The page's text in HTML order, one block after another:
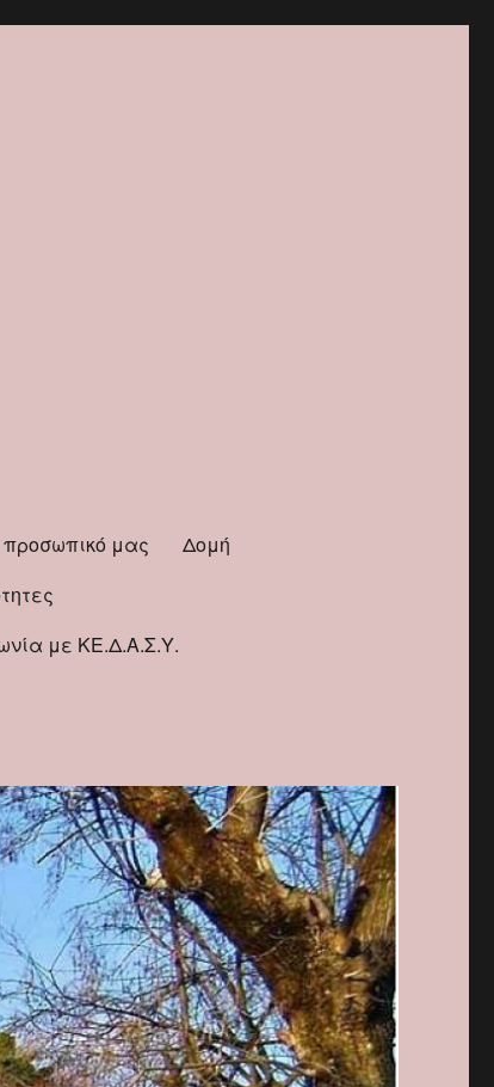
μας
Δομή
με ΚΕ.Δ.Α.Σ.Υ.